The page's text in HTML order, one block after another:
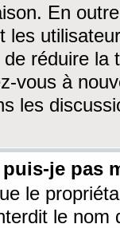
En
les
réduire la
vous à
les
je pas
le
le nom